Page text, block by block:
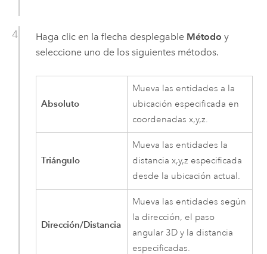
Haga clic en la flecha desplegable Método y
seleccione uno de los siguientes métodos.
Absoluto
Mueva las entidades a la
ubicación especificada en
coordenadas x,y,z.
Triángulo
Mueva las entidades la
distancia x,y,z especificada
desde la ubicación actual.
Dirección/Distancia
Mueva las entidades según
la dirección, el paso
angular 3D y la distancia
especificadas.